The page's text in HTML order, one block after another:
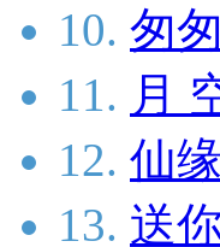
10. 匆匆
11. 月
12. 仙
13. 送